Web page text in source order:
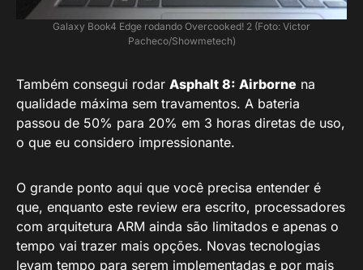
Galaxy Book4 Edge rodando Overcooked! 2 (Foto: Victor
Pacheco/Showmetech)
Também consegui rodar Asphalt 8: Airborne na
qualidade máxima sem travamentos. A bateria
passou de 50% para 20% em 3 horas diretas de uso,
o que eu considero impressionante.
O grande ponto aqui que você precisa entender é
que, enquanto este review era escrito, processadores
com arquitetura ARM ainda são limitados e apenas o
tempo vai trazer mais opções. Novas tecnologias
levam tempo para serem implementadas e por mais